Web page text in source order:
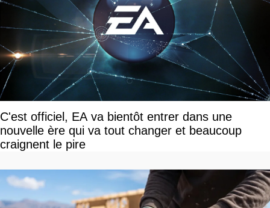
C'est officiel, EA va bientôt entrer dans une
nouvelle ère qui va tout changer et beaucoup
craignent le pire